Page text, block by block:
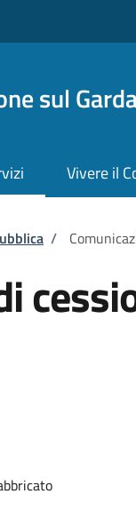
sul
Vivere il
/